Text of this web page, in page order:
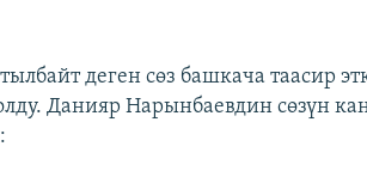
деген сөз башкача таасир
Данияр Нарынбаевдин сөзүн